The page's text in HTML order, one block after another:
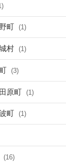
町 (1)
村 (1)
(3)
原町 (1)
町 (1)
(16)